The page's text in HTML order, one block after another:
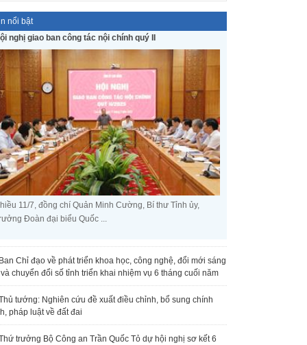
nổi bật
nghị giao ban công tác nội chính quý II
11/7, đồng chí Quản Minh Cường, Bí thư Tỉnh ủy,
Đoàn đại biểu Quốc ...
Chỉ đạo về phát triển khoa học, công nghệ, đổi mới sáng
chuyển đổi số tỉnh triển khai nhiệm vụ 6 tháng cuối năm
tướng: Nghiên cứu đề xuất điều chỉnh, bổ sung chính
pháp luật về đất đai
trưởng Bộ Công an Trần Quốc Tỏ dự hội nghị sơ kết 6